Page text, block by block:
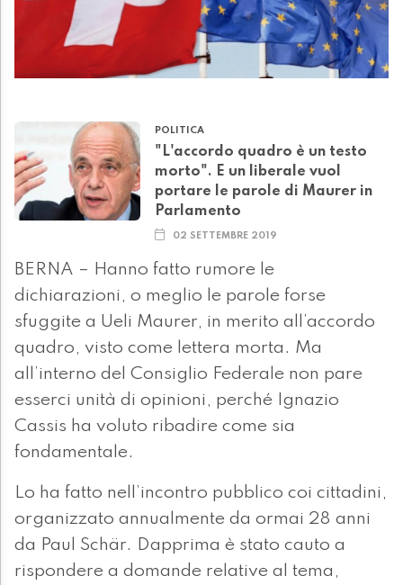
POLITICA
"L'accordo quadro è un testo
morto". E un liberale vuol
portare le parole di Maurer in
Parlamento
02 SETTEMBRE 2019
BERNA – Hanno fatto rumore le
dichiarazioni, o meglio le parole forse
sfuggite a Ueli Maurer, in merito all’accordo
quadro, visto come lettera morta. Ma
all’interno del Consiglio Federale non pare
esserci unità di opinioni, perché Ignazio
Cassis ha voluto ribadire come sia
fondamentale.
Lo ha fatto nell’incontro pubblico coi cittadini,
organizzato annualmente da ormai 28 anni
da Paul Schär. Dapprima è stato cauto a
rispondere a domande relative al tema,